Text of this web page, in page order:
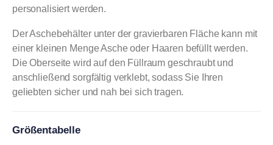
personalisiert werden.
Der Aschebehälter unter der gravierbaren Fläche kann mit
einer kleinen Menge Asche oder Haaren befüllt werden.
Die Oberseite wird auf den Füllraum geschraubt und
anschließend sorgfältig verklebt, sodass Sie Ihren
geliebten sicher und nah bei sich tragen.
Größentabelle